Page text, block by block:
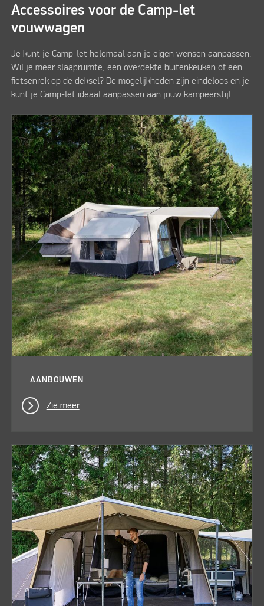
Accessoires voor de Camp-let
vouwwagen
Je kunt je Camp-let helemaal aan je eigen wensen aanpassen.
Wil je meer slaapruimte, een overdekte buitenkeuken of een
fietsenrek op de deksel? De mogelijkheden zijn eindeloos en je
kunt je Camp-let ideaal aanpassen aan jouw kampeerstijl.
AANBOUWEN
Zie meer